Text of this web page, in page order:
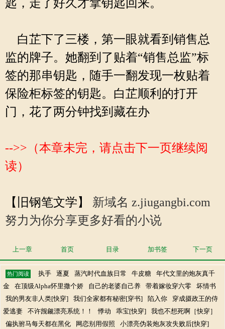
匙，走了好久才拿钥匙回来。
白芷下了三楼，第一眼就看到销售总
监的牌子。她翻到了贴着“销售总监”标
签的那串钥匙，随手一翻发现一枚贴着
保险柜标签的钥匙。白芷顺利的打开
门，花了两分钟找到藏在办
-->>（本章未完，请点击下一页继续阅
读）
【旧钢笔文学】
新域名 z.jiugangbi.com
努力为你分享更多好看的小说
上一章 首页 目录 加书签 下一页
热门阅读 执手 逐夏 蒸汽时代血族日常 牛皮糖
年代文里的炮灰真千
金
在顶级Alpha怀里撒个娇 自己的老婆自己养 带着嫁妆穿六零
坏情书
我的男友非人类[快穿]
我们全家都有秘密[穿书] 陷入你
穿成摄政王的侍
爱逃妻
不许觊觎漂亮系统！！ 悸动 乖宝[快穿]
我也不想死啊［快穿］
偏执驸马每天都在黑化
网恋别用假照 小漂亮伪装炮灰攻失败后[快穿]